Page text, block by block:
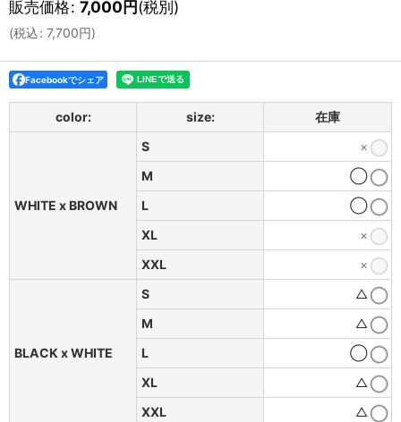
販売価格: 7,000円(税別)
(税込: 7,700円)
Facebookでシェア
color: size: 在庫
WHITE x BROWN
S
×
M
◯
L
◯
XL
×
XXL
×
BLACK x WHITE
S
△
M
△
L
◯
XL
△
XXL
△